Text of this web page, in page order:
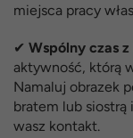
miejsca pracy
✔ Wspólny czas
aktywność, którą
Namaluj obrazek
bratem lub siostrą
wasz kontakt.